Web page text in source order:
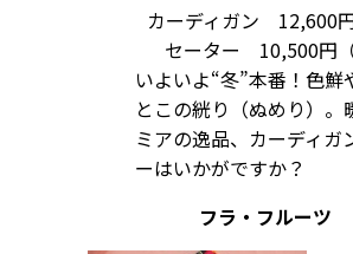
カーディガン 12,600円
セーター 10,500円（
いよいよ“冬”本番！色鮮
とこの絖り（ぬめり）。
ミアの逸品、カーディガ
ーはいかがですか？
フラ・フルーツ